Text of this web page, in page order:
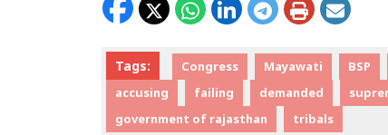
Tags: Congress Mayawati BSP
accusing
failing demanded
government of rajasthan
tribals